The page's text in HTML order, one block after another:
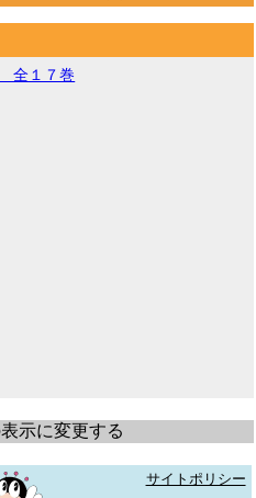
全１７巻
示に変更する
サイトポリシー